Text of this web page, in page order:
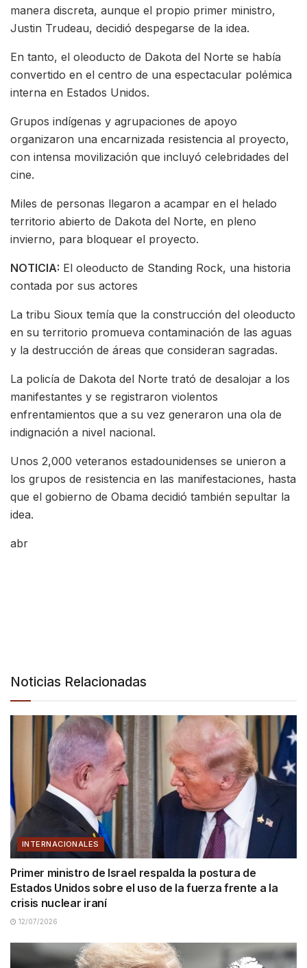
manera discreta, aunque el propio primer ministro,
Justin Trudeau, decidió despegarse de la idea.
En tanto, el oleoducto de Dakota del Norte se había
convertido en el centro de una espectacular polémica
interna en Estados Unidos.
Grupos indígenas y agrupaciones de apoyo
organizaron una encarnizada resistencia al proyecto,
con intensa movilización que incluyó celebridades del
cine.
Miles de personas llegaron a acampar en el helado
territorio abierto de Dakota del Norte, en pleno
invierno, para bloquear el proyecto.
NOTICIA: El oleoducto de Standing Rock, una historia
contada por sus actores
La tribu Sioux temía que la construcción del oleoducto
en su territorio promueva contaminación de las aguas
y la destrucción de áreas que consideran sagradas.
La policía de Dakota del Norte trató de desalojar a los
manifestantes y se registraron violentos
enfrentamientos que a su vez generaron una ola de
indignación a nivel nacional.
Unos 2,000 veteranos estadounidenses se unieron a
los grupos de resistencia en las manifestaciones, hasta
que el gobierno de Obama decidió también sepultar la
idea.
abr
Noticias Relacionadas
INTERNACIONALES
Primer ministro de Israel respalda la postura de
Estados Unidos sobre el uso de la fuerza frente a la
crisis nuclear iraní
12/07/2026